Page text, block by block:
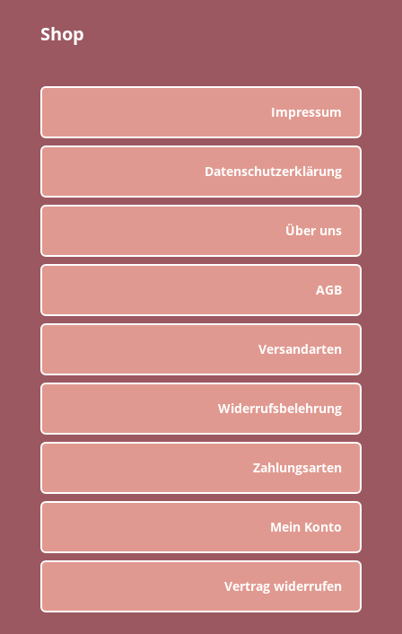
Shop
Impressum
Datenschutzerklärung
Über uns
AGB
Versandarten
Widerrufsbelehrung
Zahlungsarten
Mein Konto
Vertrag widerrufen